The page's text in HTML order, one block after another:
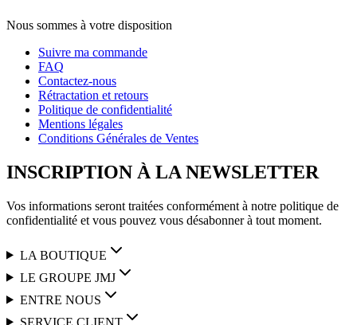
Nous sommes à votre disposition
Suivre ma commande
FAQ
Contactez-nous
Rétractation et retours
Politique de confidentialité
Mentions légales
Conditions Générales de Ventes
INSCRIPTION À LA NEWSLETTER
Vos informations seront traitées conformément à notre politique de
confidentialité et vous pouvez vous désabonner à tout moment.
LA BOUTIQUE
LE GROUPE JMJ
ENTRE NOUS
SERVICE CLIENT